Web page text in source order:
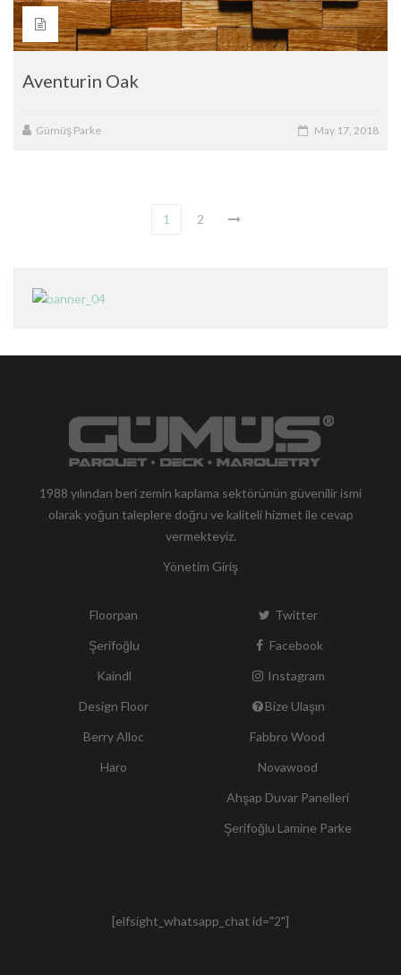
Aventurin Oak
Gümüş Parke May 17, 2018
1 2
1988 yılından beri zemin kaplama sektörünün güvenilir ismi
olarak yoğun taleplere doğru ve kaliteli hizmet ile cevap
vermekteyiz.
Yönetim Giriş
Floorpan
Şerifoğlu
Kaindl
Design Floor
Berry Alloc
Haro
Twitter
Facebook
Instagram
Bize Ulaşın
Fabbro Wood
Novawood
Ahşap Duvar Panelleri
Şerifoğlu Lamine Parke
[elfsight_whatsapp_chat id="2"]